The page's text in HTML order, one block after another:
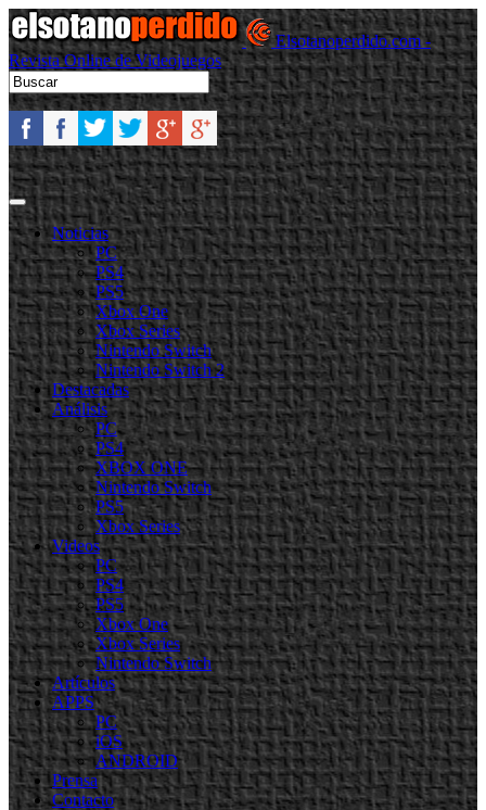
Elsotanoperdido.com -
Revista Online de Videojuegos
Noticias
PC
PS4
PS5
Xbox One
Xbox Series
Nintendo Switch
Nintendo Switch 2
Destacadas
Análisis
PC
PS4
XBOX ONE
Nintendo Switch
PS5
Xbox Series
Videos
PC
PS4
PS5
Xbox One
Xbox Series
Nintendo Switch
Artículos
APPS
PC
iOS
ANDROID
Prensa
Contacto